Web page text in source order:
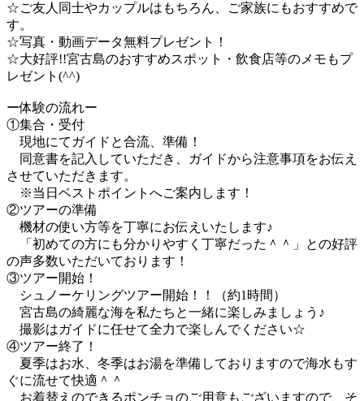
☆ご友人同士やカップルはもちろん、ご家族にもおすすめで
す。
☆写真・動画データ無料プレゼント！
☆大好評!!宮古島のおすすめスポット・飲食店等のメモもプ
レゼント(^^)
ー体験の流れー
①集合・受付
現地にてガイドと合流、準備！
同意書を記入していただき、ガイドから注意事項をお伝え
させていただきます。
※当日ベストポイントへご案内します！
②ツアーの準備
機材の使い方等を丁寧にお伝えいたします♪
「初めての方にも分かりやすく丁寧だった＾＾」との好評
の声多数いただいております！
③ツアー開始！
シュノーケリングツアー開始！！（約1時間）
宮古島の綺麗な海を私たちと一緒に楽しみましょう♪
撮影はガイドに任せて全力で楽しんでください☆
④ツアー終了！
夏季はお水、冬季はお湯を準備しておりますので海水もす
ぐに流せて快適＾＾
お着替えのできるポンチョのご用意もございますので、そ